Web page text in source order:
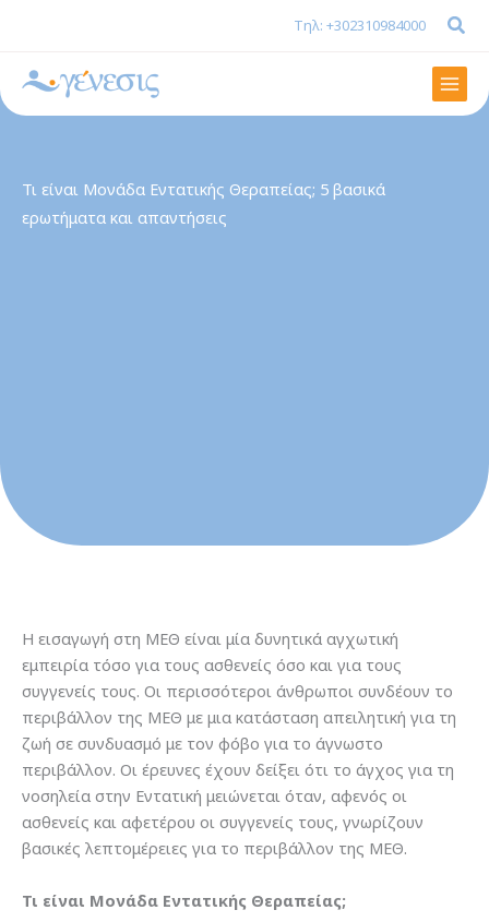
περιεχόμενο
Τηλ: +302310984000
Τι είναι Μονάδα Εντατικής Θεραπείας; 5 βασικά
ερωτήματα και απαντήσεις
Η εισαγωγή στη ΜΕΘ είναι μία δυνητικά αγχωτική
εμπειρία τόσο για τους ασθενείς όσο και για τους
συγγενείς τους. Οι περισσότεροι άνθρωποι συνδέουν το
περιβάλλον της ΜΕΘ με μια κατάσταση απειλητική για τη
ζωή σε συνδυασμό με τον φόβο για το άγνωστο
περιβάλλον. Οι έρευνες έχουν δείξει ότι το άγχος για τη
νοσηλεία στην Εντατική μειώνεται όταν, αφενός οι
ασθενείς και αφετέρου οι συγγενείς τους, γνωρίζουν
βασικές λεπτομέρειες για το περιβάλλον της ΜΕΘ.
Τι είναι Μονάδα Εντατικής Θεραπείας;